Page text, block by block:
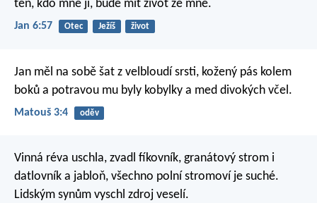
ten, kdo mne jí, bude mít život ze mne.
Jan 6:57 Otec Ježíš život
Jan měl na sobě šat z velbloudí srsti, kožený pás kolem
boků a potravou mu byly kobylky a med divokých včel.
Matouš 3:4 oděv
Vinná réva uschla, zvadl fíkovník, granátový strom i
datlovník a jabloň, všechno polní stromoví je suché.
Lidským synům vyschl zdroj veselí.